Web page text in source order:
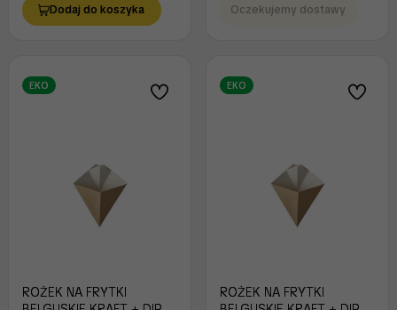
Dodaj do koszyka Oczekujemy dostawy
EKO
ROŻEK NA FRYTKI
EKO
ROŻEK NA FRYTKI